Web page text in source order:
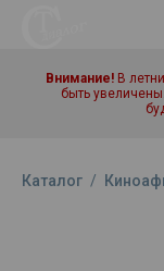
Внимание! В
быть
Каталог /